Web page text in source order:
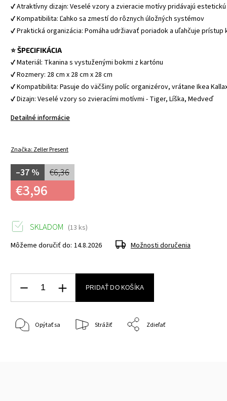
✔ Atraktívny dizajn: Veselé vzory a zvieracie motívy pridávajú
✔ Kompatibilita: Ľahko sa zmestí do rôznych úložných systémov
✔ Praktická organizácia: Pomáha udržiavať poriadok a uľahčuje prístup
⭐ ŠPECIFIKÁCIA
✔ Materiál: Tkanina s vystuženými bokmi z kartónu
✔ Rozmery: 28 cm x 28 cm x 28 cm
✔ Kompatibilita: Pasuje do väčšiny políc organizérov, vrátane Ikea
✔ Dizajn: Veselé vzory so zvieracími motívmi - Tiger, Líška, Medveď
Detailné informácie
Značka: Zeller Present
€6,36
–37 %
€3,96
SKLADOM (13 ks)
Môžeme doručiť do: 14.8.2026 Možnosti doručenia
PRIDAŤ DO KOŠÍKA
Opýtať sa Strážiť Zdieľať